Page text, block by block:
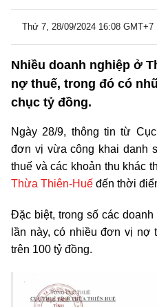
Thứ 7, 28/09/2024 16:08 GMT+7
Nhiều doanh nghiệp ở
nợ thuế, trong đó có
chục tỷ đồng.
Ngày 28/9, thông tin từ
đơn vị vừa công khai danh
thuế và các khoản thu khác
Thừa Thiên-Huế đến thời
Đặc biệt, trong số các
lần này, có nhiều đơn vị nợ
trên 100 tỷ đồng.